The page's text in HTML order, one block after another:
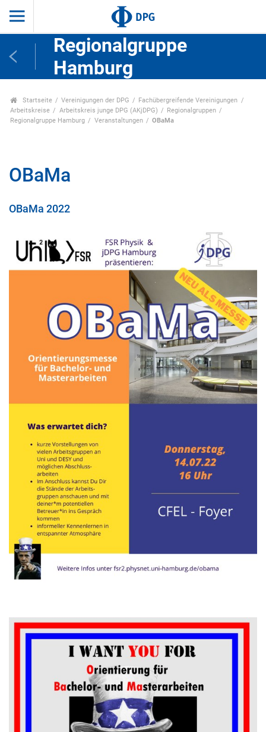
Regionalgruppe
Hamburg
Startseite Vereinigungen der DPG
Fachübergreifende Vereinigungen
Arbeitskreise
Arbeitskreis junge DPG (AKjDPG)
Regionalgruppen
Regionalgruppe Hamburg
Veranstaltungen OBaMa
OBaMa
OBaMa 2022